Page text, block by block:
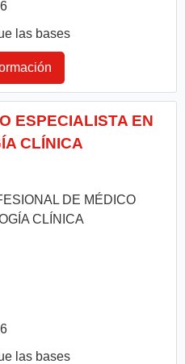
las bases
ESPECIALISTA EN
CLÍNICA
DE MÉDICO
CLÍNICA
las bases